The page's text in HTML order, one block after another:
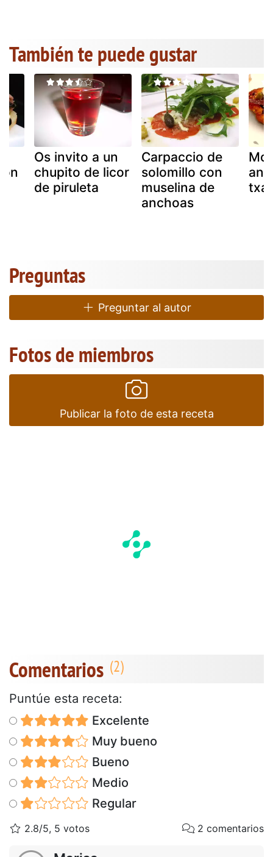
También te puede gustar
Os invito a un
chupito de licor
de piruleta
Carpaccio de
solomillo con
muselina de
anchoas
Preguntas
Preguntar al autor
Fotos de miembros
Publicar la foto de esta receta
Comentarios
Puntúe esta receta:
Excelente
Muy bueno
Bueno
Medio
Regular
2.8/5, 5 votos 2 comentarios